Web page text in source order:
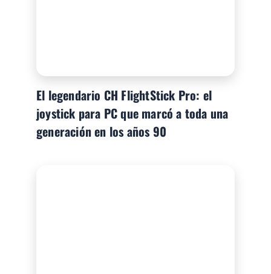
El legendario CH FlightStick Pro: el
joystick para PC que marcó a toda una
generación en los años 90